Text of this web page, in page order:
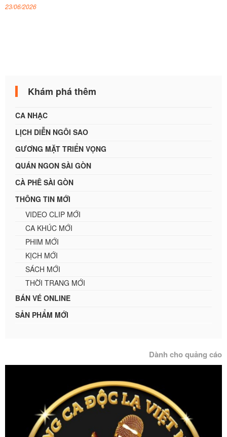
23/06/2026
Khám phá thêm
CA NHẠC
LỊCH DIỄN NGÔI SAO
GƯƠNG MẶT TRIỂN VỌNG
QUÁN NGON SÀI GÒN
CÀ PHÊ SÀI GÒN
THÔNG TIN MỚI
VIDEO CLIP MỚI
CA KHÚC MỚI
PHIM MỚI
KỊCH MỚI
SÁCH MỚI
THỜI TRANG MỚI
BÁN VÉ ONLINE
SẢN PHẨM MỚI
Dành cho quảng cáo